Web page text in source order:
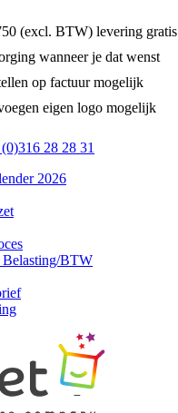
(excl. BTW) levering gratis
wanneer je dat wenst
op factuur mogelijk
eigen logo mogelijk
28 28 31
2026
BTW